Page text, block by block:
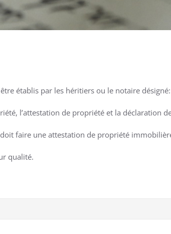
établis par les héritiers ou le notaire désigné:
l’attestation de propriété et la déclaration
faire une attestation de propriété
qualité.